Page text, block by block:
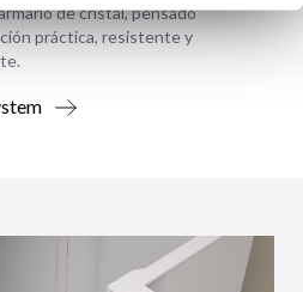
de cristal, pensado
práctica, resistente y